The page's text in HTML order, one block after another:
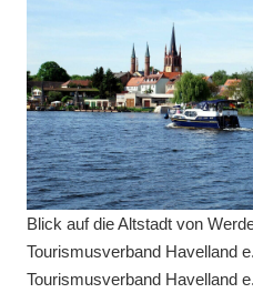
Blick auf die Altstadt von
Tourismusverband Havelland
Tourismusverband Havelland